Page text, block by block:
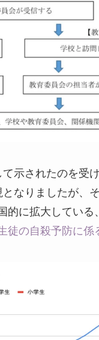
示されたのを受
なりましたが、
に拡大している
徒の自殺予防に係